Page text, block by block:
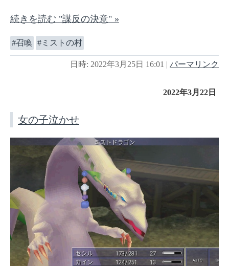
続きを読む "謀反の決意" »
召喚 ミストの村
日時: 2022年3月25日 16:01 | パーマリンク
2022年3月22日
女の子泣かせ